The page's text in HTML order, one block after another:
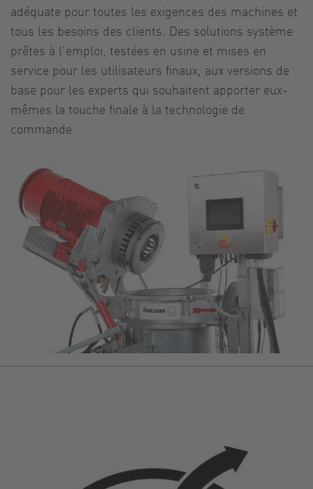
adéquate pour toutes les exigences des machines et
tous les besoins des clients. Des solutions système
prêtes à l'emploi, testées en usine et mises en
service pour les utilisateurs finaux, aux versions de
base pour les experts qui souhaitent apporter eux-
mêmes la touche finale à la technologie de
commande.